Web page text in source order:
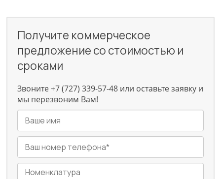
Получите коммерческое
предложение со стоимостью и
сроками
Звоните +7 (727) 339-57-48 или оставьте заявку и
мы перезвоним Вам!